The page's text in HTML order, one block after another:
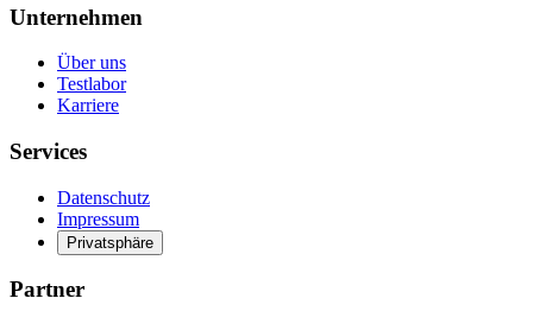
Unternehmen
Über uns
Testlabor
Karriere
Services
Datenschutz
Impressum
Privatsphäre
Partner